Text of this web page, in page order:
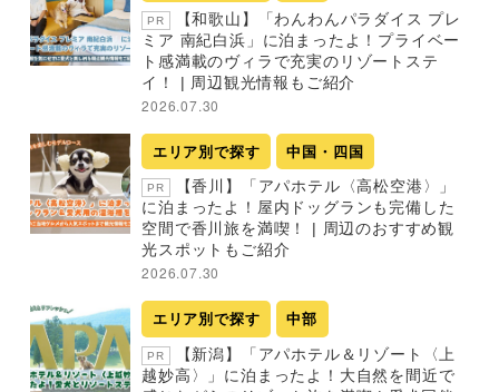
PR
【和歌山】「わんわんパラダイス プレ
ミア 南紀白浜」に泊まったよ！プライベー
ト感満載のヴィラで充実のリゾートステ
イ！ | 周辺観光情報もご紹介
2026.07.30
エリア別で探す 中国・四国
PR
【香川】「アパホテル〈高松空港〉」
に泊まったよ！屋内ドッグランも完備した
空間で香川旅を満喫！ | 周辺のおすすめ観
光スポットもご紹介
2026.07.30
エリア別で探す 中部
PR
【新潟】「アパホテル＆リゾート〈上
越妙高〉」に泊まったよ！大自然を間近で